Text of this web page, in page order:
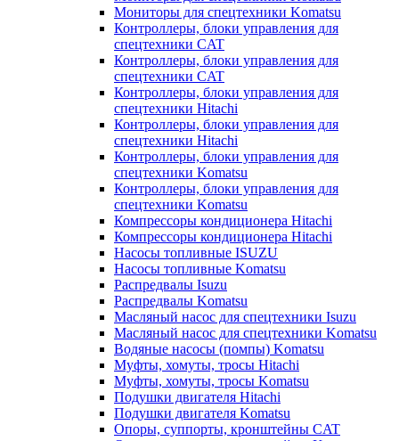
Мониторы для спецтехники Komatsu
Контроллеры, блоки управления для
спецтехники CAT
Контроллеры, блоки управления для
спецтехники CAT
Контроллеры, блоки управления для
спецтехники Hitachi
Контроллеры, блоки управления для
спецтехники Hitachi
Контроллеры, блоки управления для
спецтехники Komatsu
Контроллеры, блоки управления для
спецтехники Komatsu
Компрессоры кондиционера Hitachi
Компрессоры кондиционера Hitachi
Насосы топливные ISUZU
Насосы топливные Komatsu
Распредвалы Isuzu
Распредвалы Komatsu
Масляный насос для спецтехники Isuzu
Масляный насос для спецтехники Komatsu
Водяные насосы (помпы) Komatsu
Муфты, хомуты, тросы Hitachi
Муфты, хомуты, тросы Komatsu
Подушки двигателя Hitachi
Подушки двигателя Komatsu
Опоры, суппорты, кронштейны CAT